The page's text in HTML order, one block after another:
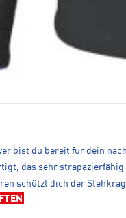
bist du bereit für dein
das sehr
schützt dich der